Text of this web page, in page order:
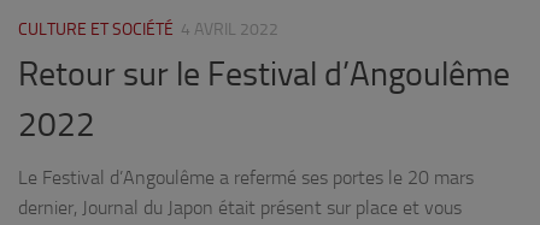
CULTURE ET SOCIÉTÉ 4 AVRIL 2022
Retour sur le Festival d’Angoulême
2022
Le Festival d’Angoulême a refermé ses portes le 20 mars
dernier, Journal du Japon était présent sur place et vous